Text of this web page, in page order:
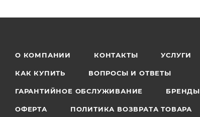
О КОМПАНИИ КОНТАКТЫ УСЛУГИ
КАК КУПИТЬ ВОПРОСЫ И ОТВЕТЫ
ГАРАНТИЙНОЕ ОБСЛУЖИВАНИЕ БРЕНДЫ
ОФЕРТА ПОЛИТИКА ВОЗВРАТА ТОВАРА